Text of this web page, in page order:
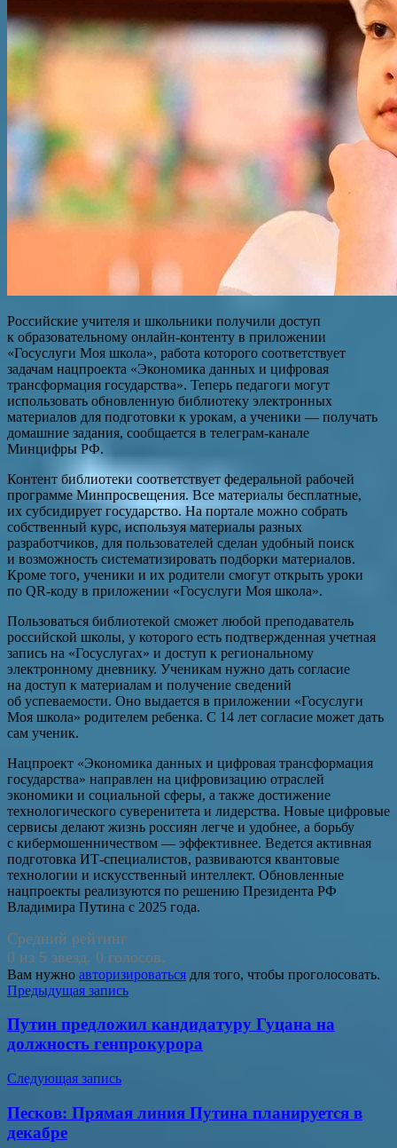
Российские учителя и школьники получили доступ
к образовательному онлайн-контенту в приложении
«Госуслуги Моя школа», работа которого соответствует
задачам нацпроекта «Экономика данных и цифровая
трансформация государства». Теперь педагоги могут
использовать обновленную библиотеку электронных
материалов для подготовки к урокам, а ученики — получать
домашние задания, сообщается в телеграм-канале
Минцифры РФ.
Контент библиотеки соответствует федеральной рабочей
программе Минпросвещения. Все материалы бесплатные,
их субсидирует государство. На портале можно собрать
собственный курс, используя материалы разных
разработчиков, для пользователей сделан удобный поиск
и возможность систематизировать подборки материалов.
Кроме того, ученики и их родители смогут открыть уроки
по QR-коду в приложении «Госуслуги Моя школа».
Пользоваться библиотекой сможет любой преподаватель
российской школы, у которого есть подтвержденная учетная
запись на «Госуслугах» и доступ к региональному
электронному дневнику. Ученикам нужно дать согласие
на доступ к материалам и получение сведений
об успеваемости. Оно выдается в приложении «Госуслуги
Моя школа» родителем ребенка. С 14 лет согласие может дать
сам ученик.
Нацпроект «Экономика данных и цифровая трансформация
государства» направлен на цифровизацию отраслей
экономики и социальной сферы, а также достижение
технологического суверенитета и лидерства. Новые цифровые
сервисы делают жизнь россиян легче и удобнее, а борьбу
с кибермошенничеством — эффективнее. Ведется активная
подготовка ИТ-специалистов, развиваются квантовые
технологии и искусственный интеллект. Обновленные
нацпроекты реализуются по решению Президента РФ
Владимира Путина с 2025 года.
Средний рейтинг
0 из 5 звезд. 0 голосов.
Вам нужно авторизироваться для того, чтобы проголосовать.
Навигация
по
записям
Предыдущая запись
Путин предложил кандидатуру Гуцана на
должность генпрокурора
Следующая запись
Песков: Прямая линия Путина планируется в
декабре